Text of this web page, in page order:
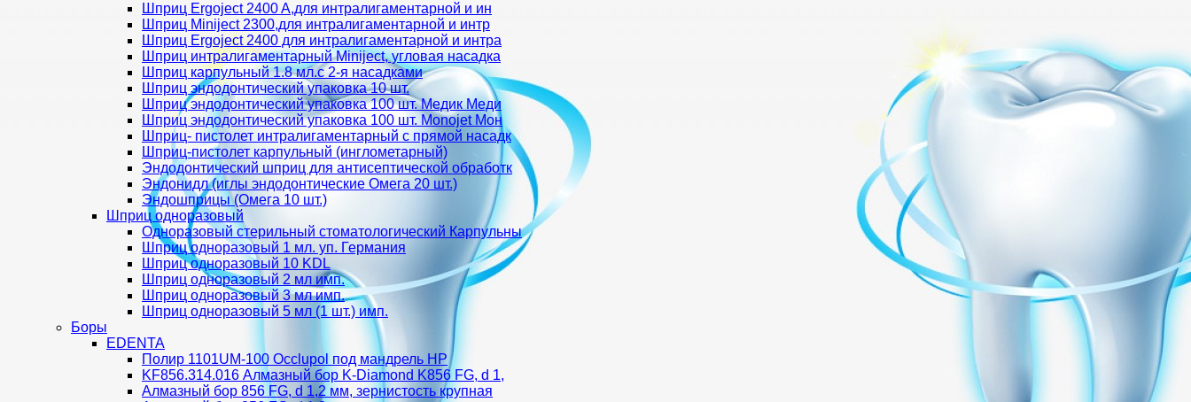
Шприц Ergoject 2400 A,для интралигаментарной и ин
Шприц Miniject 2300,для интралигаментарной и интр
Шприц Ergoject 2400 для интралигаментарной и интра
Шприц интралигаментарный Miniject, угловая насадка
Шприц карпульный 1.8 мл.с 2-я насадками
Шприц эндодонтический упаковка 10 шт.
Шприц эндодонтический упаковка 100 шт. Медик Меди
Шприц эндодонтический упаковка 100 шт. Monojet Мон
Шприц- пистолет интралигаментарный с прямой насадк
Шприц-пистолет карпульный (инглометарный)
Эндодонтический шприц для антисептической обработк
Эндонидл (иглы эндодонтические Омега 20 шт.)
Эндошприцы (Омега 10 шт.)
Шприц одноразовый
Одноразовый стерильный стоматологический Карпульны
Шприц одноразовый 1 мл. уп. Германия
Шприц одноразовый 10 KDL
Шприц одноразовый 2 мл имп.
Шприц одноразовый 3 мл имп.
Шприц одноразовый 5 мл (1 шт.) имп.
Боры
EDENTA
Полир 1101UM-100 Occlupol под мандрель HP
KF856.314.016 Алмазный бор K-Diamond K856 FG, d 1,
Алмазный бор 856 FG, d 1,2 мм, зернистость крупная